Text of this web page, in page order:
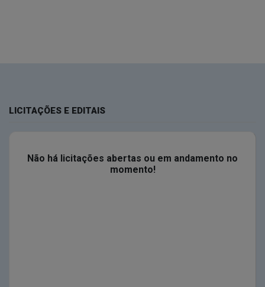
LICITAÇÕES E EDITAIS
Não há licitações abertas ou em andamento no
momento!